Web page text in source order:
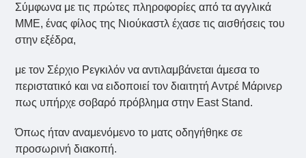
Σύμφωνα με τις πρώτες πληροφορίες από τα αγγλικά
ΜΜΕ, ένας φίλος της Νιούκαστλ έχασε τις αισθήσεις του
στην εξέδρα,
με τον Σέρχιο Ρεγκιλόν να αντιλαμβάνεται άμεσα το
περιστατικό και να ειδοποιεί τον διαιτητή Αντρέ Μάρινερ
πως υπήρχε σοβαρό πρόβλημα στην East Stand.
Όπως ήταν αναμενόμενο το ματς οδηγήθηκε σε
προσωρινή διακοπή.